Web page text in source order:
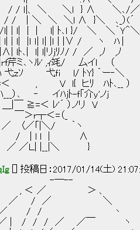
＼ ＼ｌ } ∧ ＼､/／
＼l ∧ }＼ ､_）(´
＼ ＼｀Ｙ＾＼ ミ川川
l| | l| |ｌ ｌ|
l|リｊﾘﾉ/ / ／ ,ﾉ ,ﾉ 三 鷲巣
ﾉ{ﾊl ｌ|rf芹ミ
ｚｿ 弋ｆi l/ ﾄY} ｀ー‐＼ 彡
, V l{ ヒﾘ ﾊﾄ､__ ）
イﾊjﾄ-ｆ｢介y'ノｊ ミ
￣ ≧=＜ ﾚ
（_ 三 ベール=ゼ
／「|
川川川川川川
Ｌ| |__|＼ }
[] 投稿日：2017/01/14(土)
＞ 、
＼
/ 丶
／￣ ヽ